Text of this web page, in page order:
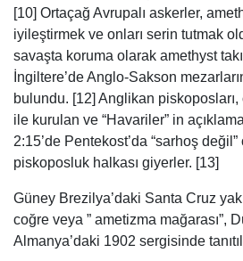
[10] Ortaçağ Avrupalı askerler,
iyileştirmek ve onları serin tutmak
savaşta koruma olarak amethyst
İngiltere’de Anglo-Sakson
bulundu. [12] Anglikan
ile kurulan ve “Havariler” in
2:15’de Pentekost’da “sarhoş
piskoposluk halkası giyerler. [13]
Güney Brezilya’daki Santa Cruz
coğre veya ” ametizma mağarası”,
Almanya’daki 1902 sergisinde